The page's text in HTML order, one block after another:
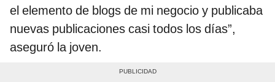
el elemento de blogs de mi negocio y publicaba
nuevas publicaciones casi todos los días”,
aseguró la joven.